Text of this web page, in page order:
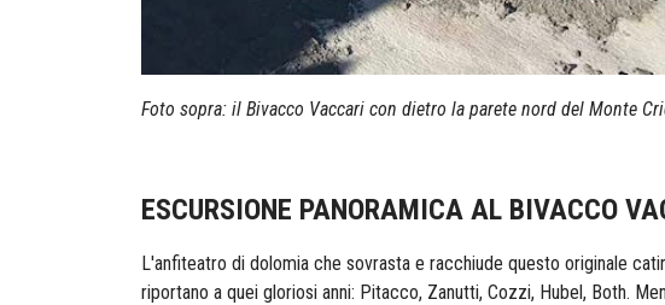
Foto sopra: il Bivacco Vaccari con dietro la parete nord del Monte
ESCURSIONE PANORAMICA AL BIVACCO
L'anfiteatro di dolomia che sovrasta e racchiude questo originale
riportano a quei gloriosi anni: Pitacco, Zanutti, Cozzi, Hubel, Both.